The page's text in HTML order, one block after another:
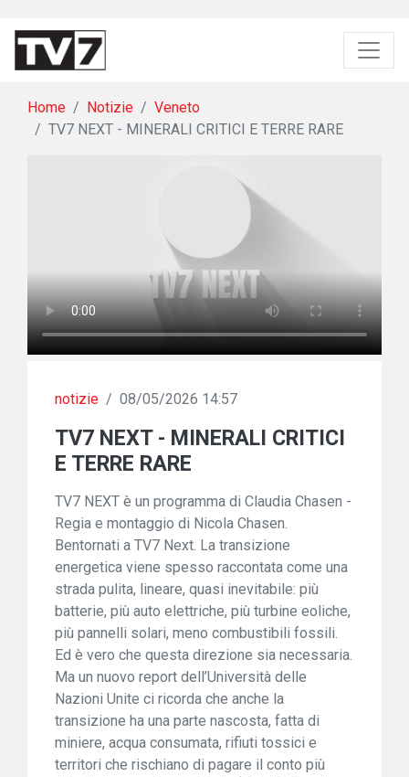
Home Notizie
Veneto
TV7 NEXT - MINERALI CRITICI E TERRE RARE
notizie / 08/05/2026 14:57
TV7 NEXT - MINERALI CRITICI
E TERRE RARE
TV7 NEXT è un programma di Claudia Chasen -
Regia e montaggio di Nicola Chasen.
Bentornati a TV7 Next. La transizione
energetica viene spesso raccontata come una
strada pulita, lineare, quasi inevitabile: più
batterie, più auto elettriche, più turbine eoliche,
più pannelli solari, meno combustibili fossili.
Ed è vero che questa direzione sia necessaria.
Ma un nuovo report dell’Università delle
Nazioni Unite ci ricorda che anche la
transizione ha una parte nascosta, fatta di
miniere, acqua consumata, rifiuti tossici e
territori che rischiano di pagare il conto più